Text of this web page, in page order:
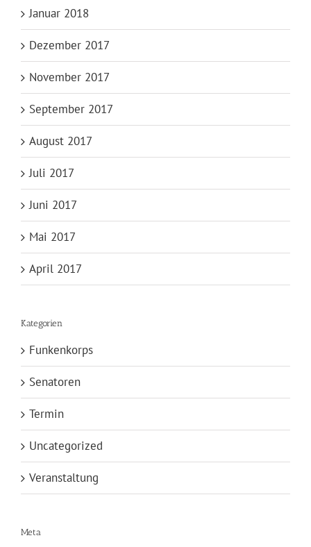
Januar 2018
Dezember 2017
November 2017
September 2017
August 2017
Juli 2017
Juni 2017
Mai 2017
April 2017
Kategorien
Funkenkorps
Senatoren
Termin
Uncategorized
Veranstaltung
Meta